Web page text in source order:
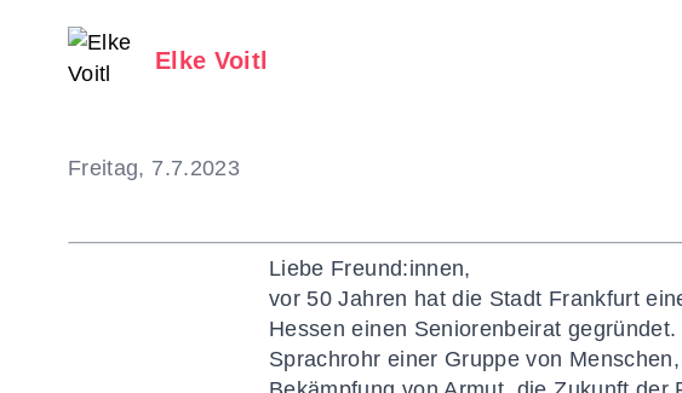
Elke Voitl
Freitag, 7.7.2023
Liebe Freund:innen,
vor 50 Jahren hat die Stadt Frankfurt
Hessen einen Seniorenbeirat
Sprachrohr einer Gruppe von